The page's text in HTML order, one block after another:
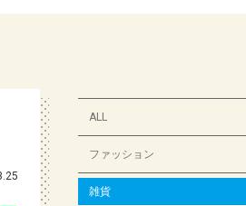
ALL
ファッション
雑貨